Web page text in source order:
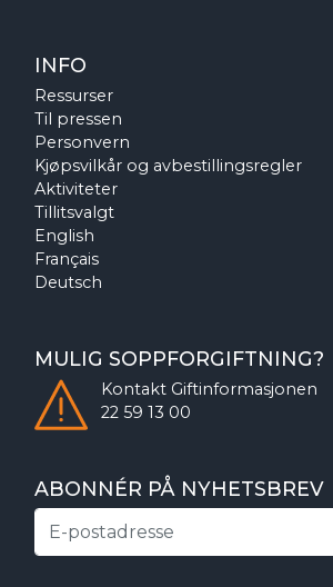
INFO
Ressurser
Til pressen
Personvern
Kjøpsvilkår og avbestillingsregler
Aktiviteter
Tillitsvalgt
English
Français
Deutsch
MULIG SOPPFORGIFTNING?
Kontakt Giftinformasjonen
22 59 13 00
ABONNÉR PÅ NYHETSBREV